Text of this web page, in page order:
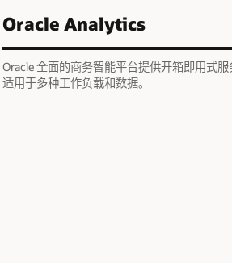
Oracle Analytics
Oracle 全面的商务智能平台提供开箱即用式服
适用于多种工作负载和数据。